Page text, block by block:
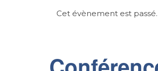
Cet évènement est passé.